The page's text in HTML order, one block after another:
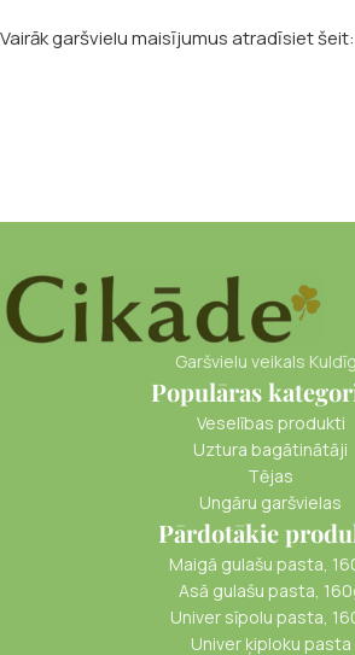
Vairāk garšvielu maisījumus atradīsiet šeit:
Garšvielu veikals
Populāras
Veselības produkti
Uztura bagātinātāji
Tējas
Ungāru garšvielas
Pārdotākie
Maigā gulašu pasta,
Asā gulašu pasta,
Univer sīpolu pasta,
Univer ķiploku pasta